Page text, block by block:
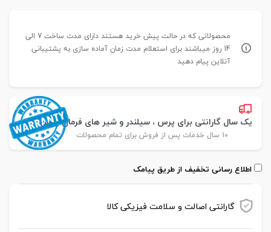
محصولاتی که در حالت پیش خرید هستند دارای مدت ساخت 7 الی
14 روز میباشند برای استعلام مدت زمان آماده سازی به پشتیبانی
آنلاین پیام دهید
یک سال گارانتی برای پرس ، سیلندر و شیر های فرمان پارس
10 سال خدمات پس از فروش برای تمام محصولات
اطلاع رسانی تخفیف از طریق پیامک
گارانتی اصالت و سلامت فیزیکی کالا